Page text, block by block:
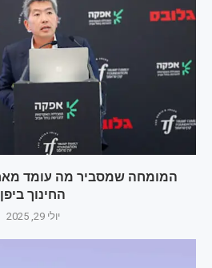
המומחה שמסביר מה עומד
החינוך ביפן
יולי 29, 2025